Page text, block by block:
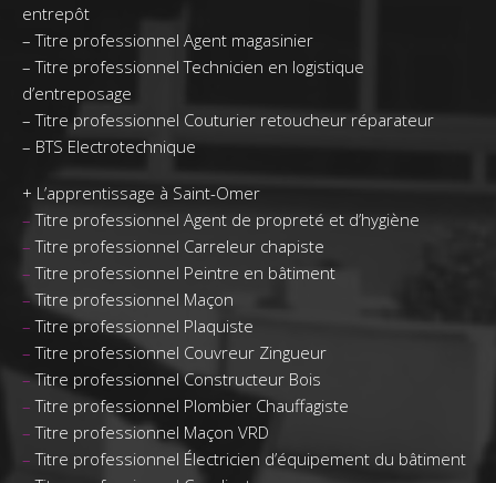
entrepôt
–Titre professionnel Agent magasinier
–Titre professionnel Technicien en logistique
d’entreposage
–Titre professionnel Couturier retoucheur réparateur
– BTS Electrotechnique
+ L’apprentissage à Saint-Omer
–Titre professionnel Agent de propreté et d’hygiène
–Titre professionnel Carreleur chapiste
–Titre professionnel Peintre en bâtiment
–Titre professionnel Maçon
–Titre professionnel Plaquiste
–Titre professionnel Couvreur Zingueur
–Titre professionnel Constructeur Bois
–Titre professionnel Plombier Chauffagiste
–Titre professionnel Maçon VRD
–Titre professionnel Électricien d’équipement du bâtiment